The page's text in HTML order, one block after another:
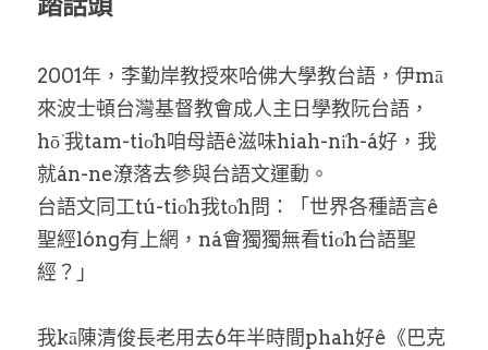
好書櫥窗
厝邊頭尾
家書
2001年，李勤岸教授來哈佛大學教台語，伊mā
來波士頓台灣基督教會成人主日學教阮台語，
hō͘ 我tam-tio̍h咱母語ê滋味hiah-ni̍h-á好，我
就án-ne潦落去參與台語文運動。
台語文同工tú-tio̍h我to̍h問：「世界各種語言ê
聖經lóng有上網，ná會獨獨無看tio̍h台語聖
經？」
我kā陳清俊長老用去6年半時間phah好ê《巴克